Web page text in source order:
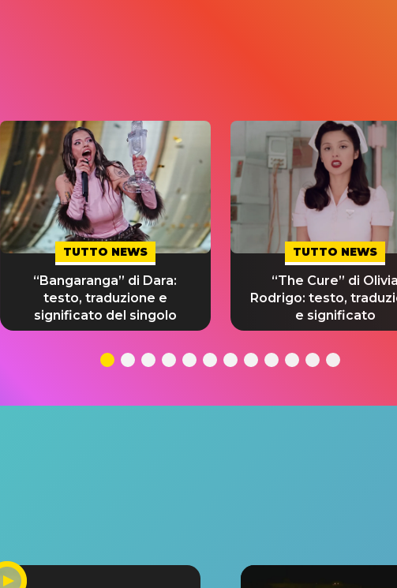
TUTTO NEWS
“Bangaranga” di Dara:
testo, traduzione e
significato del singolo
TUTTO NEWS
“The Cure” di Olivia
Rodrigo: testo,
e significato